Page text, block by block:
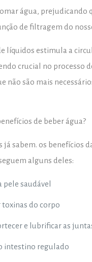
água, prejudicando
de filtragem do
líquidos estimula a
crucial no processo
não são mais
de beber água?
sabem. os benefícios
alguns deles:
pele saudável
toxinas do corpo
e lubrificar as
intestino regulado